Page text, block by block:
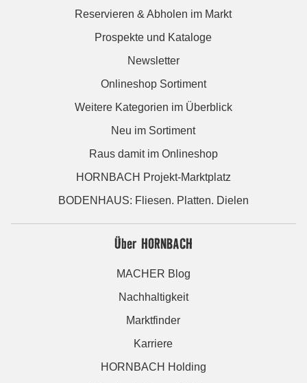
Reservieren & Abholen im Markt
Prospekte und Kataloge
Newsletter
Onlineshop Sortiment
Weitere Kategorien im Überblick
Neu im Sortiment
Raus damit im Onlineshop
HORNBACH Projekt-Marktplatz
BODENHAUS: Fliesen. Platten. Dielen
Über HORNBACH
MACHER Blog
Nachhaltigkeit
Marktfinder
Karriere
HORNBACH Holding